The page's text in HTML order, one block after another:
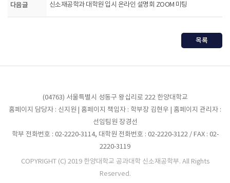
다음글 신소재공학과 대학원 입시 온라인 설명회 ZOOM 미팅
목록
(04763) 서울특별시 성동구 왕십리로 222 한양대학교
홈페이지 담당자 : 신지원 | 홈페이지 책임자 : 학부장 김현우 | 홈페이지 관리자 :
선임팀원 장경선
학부 전화번호 : 02-2220-3114, 대학원 전화번호 : 02-2220-3122 / FAX : 02-
2220-3119
COPYRIGHT (C) 2019 한양대학교 공과대학 신소재공학부. All Rights
Reserved.